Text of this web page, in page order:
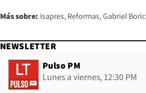
Más sobre: Isapres Reformas Gabriel Boric
NEWSLETTER
Pulso PM
Lunes a viernes, 12:30 PM